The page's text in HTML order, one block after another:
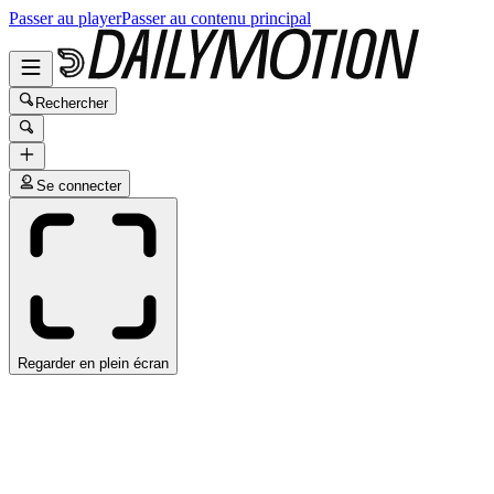
Passer au playerPasser au contenu principal
Rechercher
Se connecter
Regarder en plein écran